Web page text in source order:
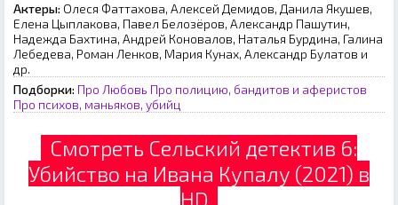
Актеры: Олеся Фаттахова, Алексей Демидов, Данила Якушев,
Елена Цыплакова, Павел Белозёров, Александр Пашутин,
Надежда Бахтина, Андрей Коновалов, Наталья Бурдина, Галина
Лебедева, Роман Ленков, Мария Кунах, Александр Булатов и
др.
Подборки: Про Любовь Про полицию, бандитов и аферистов
Про психов, маньяков, убийц
Смотреть Сельский детектив 6:
Убийство на Ивана Купалу (2021) в
HD